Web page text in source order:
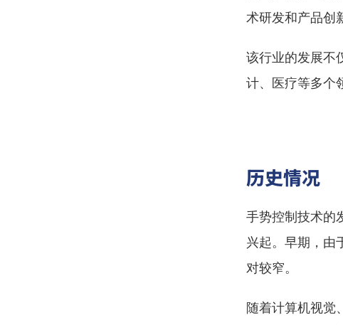
术研发和产品创
该行业的发展不
计、医疗等多个
历史情况
手势控制技术的
兴起。早期，由
对较窄。
随着计算机视觉